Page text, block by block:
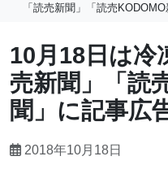
「読売新聞」「読売
10月18日は冷
売新聞」「読
聞」に記事広
2018年10月18日